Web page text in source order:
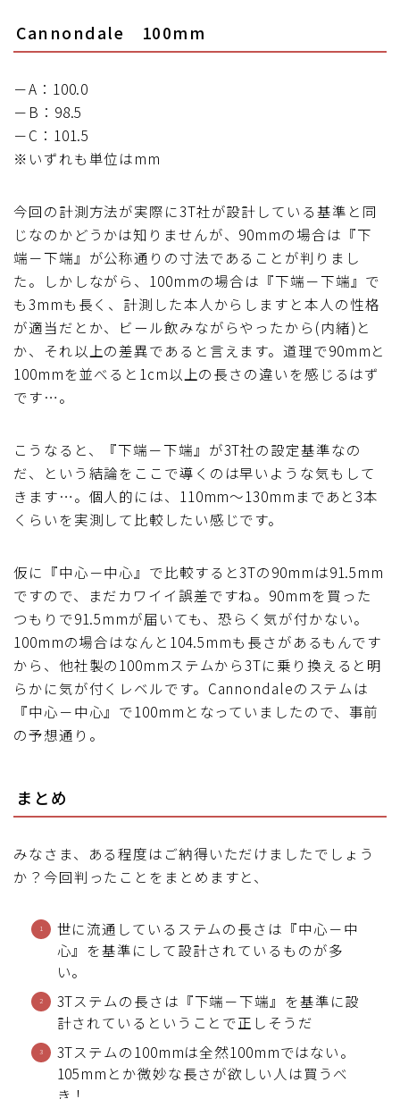
Cannondale 100mm
－A：100.0
－B：98.5
－C：101.5
※いずれも単位はmm
今回の計測方法が実際に3T社が設計している基準と同
じなのかどうかは知りませんが、90mmの場合は『下
端－下端』が公称通りの寸法であることが判りまし
た。しかしながら、100mmの場合は『下端－下端』で
も3mmも長く、計測した本人からしますと本人の性格
が適当だとか、ビール飲みながらやったから(内緒)と
か、それ以上の差異であると言えます。道理で90mmと
100mmを並べると1cm以上の長さの違いを感じるはず
です…。
こうなると、『下端－下端』が3T社の設定基準なの
だ、という結論をここで導くのは早いような気もして
きます…。個人的には、110mm～130mmまであと3本
くらいを実測して比較したい感じです。
仮に『中心－中心』で比較すると3Tの90mmは91.5mm
ですので、まだカワイイ誤差ですね。90mmを買った
つもりで91.5mmが届いても、恐らく気が付かない。
100mmの場合はなんと104.5mmも長さがあるもんです
から、他社製の100mmステムから3Tに乗り換えると明
らかに気が付くレベルです。Cannondaleのステムは
『中心－中心』で100mmとなっていましたので、事前
の予想通り。
まとめ
みなさま、ある程度はご納得いただけましたでしょう
か？今回判ったことをまとめますと、
世に流通しているステムの長さは『中心－中
心』を基準にして設計されているものが多
い。
3Tステムの長さは『下端－下端』を基準に設
計されているということで正しそうだ
3Tステムの100mmは全然100mmではない。
105mmとか微妙な長さが欲しい人は買うべ
き！